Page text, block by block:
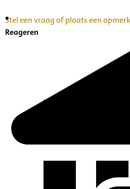
Inventaris Betekende
Stel een vraag of plaats een
Reageren